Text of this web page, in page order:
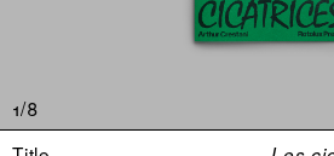
1/8